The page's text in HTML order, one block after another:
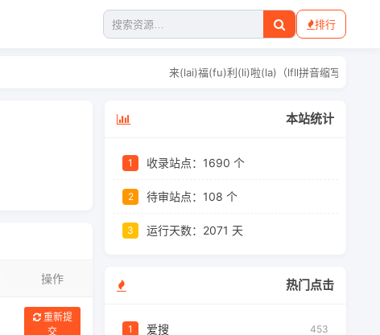
排行
来(lai)福(fu)利(li)啦(la)（lfll拼音缩写）
操作
重新提
交
本站统计
1 收录站点：1690 个
2 待审站点：108 个
3 运行天数： 2071 天
热门点击
1 爱搜 453